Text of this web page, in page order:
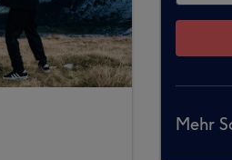
Mehr